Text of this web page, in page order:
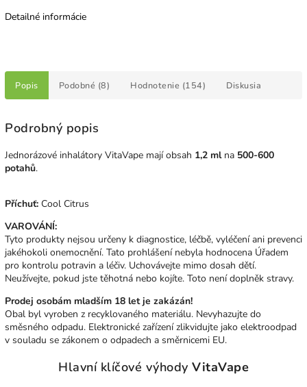
Detailné informácie
Popis Podobné (8) Hodnotenie (154) Diskusia
Podrobný popis
Jednorázové inhalátory VitaVape mají obsah 1,2 mlna 500-600
potahů.
Příchuť: Cool Citrus
VAROVÁNÍ:
Tyto produkty nejsou určeny k diagnostice, léčbě, vyléčení ani prevenci
jakéhokoli onemocnění. Tato prohlášení nebyla hodnocena Úřadem
pro kontrolu potravin a léčiv. Uchovávejte mimo dosah dětí.
Neužívejte, pokud jste těhotná nebo kojíte. Toto není doplněk stravy.
Prodej osobám mladším 18 let je zakázán!
Obal byl vyroben z recyklovaného materiálu. Nevyhazujte do
směsného odpadu. Elektronické zařízení zlikvidujte jako elektroodpad
v souladu se zákonem o odpadech a směrnicemi EU.
Hlavní klíčové výhody VitaVape